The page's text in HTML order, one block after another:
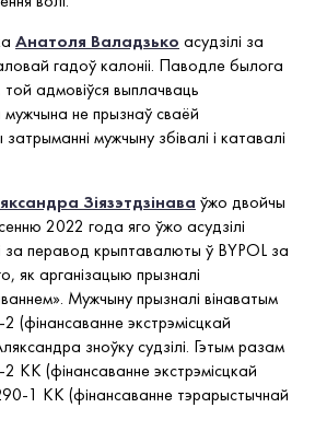
Анатоля Валадзько асудзілі за
гадоў калоніі. Паводле былога
адмовіўся выплачваць
мужчына не прызнаў сваёй
мужчыну збівалі і катавалі
Зіязэтдзінава ўжо двойчы
2022 года яго ўжо асудзілі
за перавод крыптавалюты ў BYPOL за
як арганізацыю прызналі
Мужчыну прызналі вінаватым
(фінансаванне экстрэмісцкай
зноўку судзілі. Гэтым разам
КК (фінансаванне экстрэмісцкай
1 КК (фінансаванне тэрарыстычнай